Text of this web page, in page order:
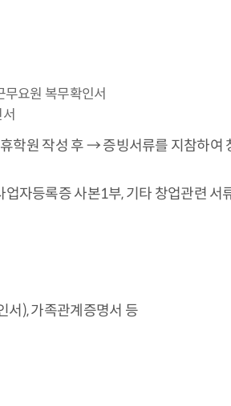
요원 복무확인서
학원 작성 후 → 증빙서류를 지참하
자등록증 사본1부, 기타 창업관련 서
서), 가족관계증명서 등